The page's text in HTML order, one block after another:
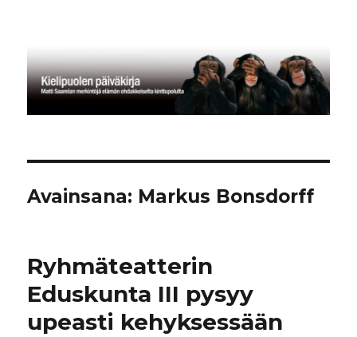
Avainsana: Markus Bonsdorff
Ryhmäteatterin
Eduskunta III pysyy
upeasti kehyksessään